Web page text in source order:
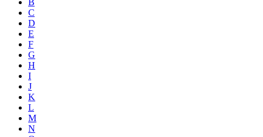
B
C
D
E
F
G
H
I
J
K
L
M
N